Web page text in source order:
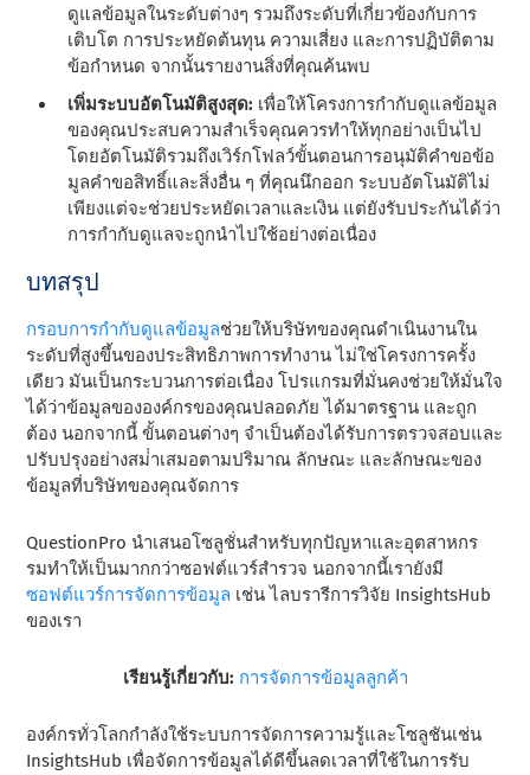
ดูแลข้อมูลในระดับต่างๆ รวมถึงระดับที่เกี่ยวข้องกับการ
เติบโต การประหยัดต้นทุน ความเสี่ยง และการปฏิบัติตาม
ข้อกําหนด จากนั้นรายงานสิ่งที่คุณค้นพบ
เพิ่มระบบอัตโนมัติสูงสุด: เพื่อให้โครงการกํากับดูแลข้อมูล
ของคุณประสบความสําเร็จคุณควรทําให้ทุกอย่างเป็นไป
โดยอัตโนมัติรวมถึงเวิร์กโฟลว์ขั้นตอนการอนุมัติคําขอข้อ
มูลคําขอสิทธิ์และสิ่งอื่น ๆ ที่คุณนึกออก ระบบอัตโนมัติไม่
เพียงแต่จะช่วยประหยัดเวลาและเงิน แต่ยังรับประกันได้ว่า
การกํากับดูแลจะถูกนําไปใช้อย่างต่อเนื่อง
บทสรุป
กรอบการกํากับดูแลข้อมูลช่วยให้บริษัทของคุณดําเนินงานใน
ระดับที่สูงขึ้นของประสิทธิภาพการทํางาน ไม่ใช่โครงการครั้ง
เดียว มันเป็นกระบวนการต่อเนื่อง โปรแกรมที่มั่นคงช่วยให้มั่นใจ
ได้ว่าข้อมูลขององค์กรของคุณปลอดภัย ได้มาตรฐาน และถูก
ต้อง นอกจากนี้ ขั้นตอนต่างๆ จําเป็นต้องได้รับการตรวจสอบและ
ปรับปรุงอย่างสม่ําเสมอตามปริมาณ ลักษณะ และลักษณะของ
ข้อมูลที่บริษัทของคุณจัดการ
QuestionPro นําเสนอโซลูชั่นสําหรับทุกปัญหาและอุตสาหกร
รมทําให้เป็นมากกว่าซอฟต์แวร์สํารวจ นอกจากนี้เรายังมี
ซอฟต์แวร์การจัดการข้อมูล เช่น ไลบรารีการวิจัย InsightsHub
ของเรา
เรียนรู้เกี่ยวกับ: การจัดการข้อมูลลูกค้า
องค์กรทั่วโลกกําลังใช้ระบบการจัดการความรู้และโซลูชันเช่น
InsightsHub เพื่อจัดการข้อมูลได้ดีขึ้นลดเวลาที่ใช้ในการรับ